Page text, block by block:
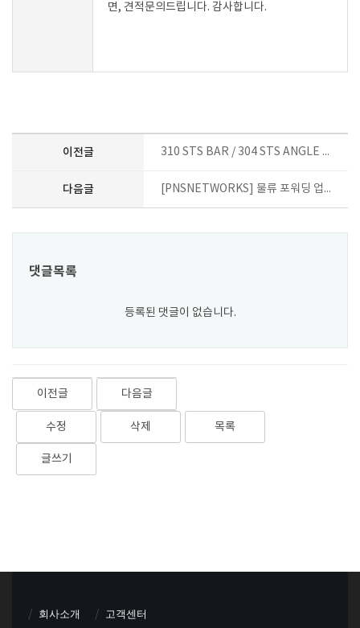
면, 견적문의드립니다. 감사합니다.
이전글 310 STS BAR / 304 STS ANGLE / 316L STS SQUARE PIPE 견적요청 드립니다
다음글 [PNSNETWORKS] 물류 포워딩 업체 PNS 회사소개의 건
댓글목록
등록된 댓글이 없습니다.
이전글 다음글
수정 삭제 목록
글쓰기
회사소개 고객센터